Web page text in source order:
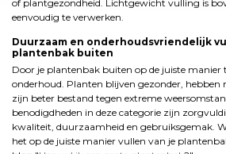
of plantgezondheid. Lichtgewicht vulling is
eenvoudig te verwerken.
Duurzaam en onderhoudsvriendelijk
plantenbak buiten
Door je plantenbak buiten op de juiste manier
onderhoud. Planten blijven gezonder, hebben
zijn beter bestand tegen extreme
benodigdheden in deze categorie zijn
kwaliteit, duurzaamheid en gebruiksgemak.
het op de juiste manier vullen van je